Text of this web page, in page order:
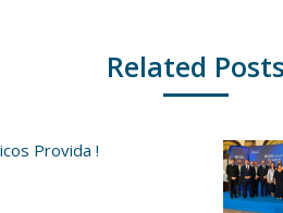
Related Posts
Provida !